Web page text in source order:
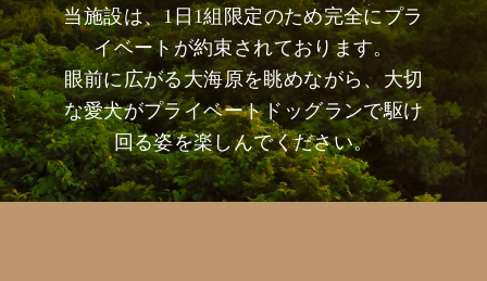
当施設は、1日1組限定のため完全にプラ
イベートが約束されております。
眼前に広がる大海原を眺めながら、大切
な愛犬がプライベートドッグランで駆け
回る姿を楽しんでください。